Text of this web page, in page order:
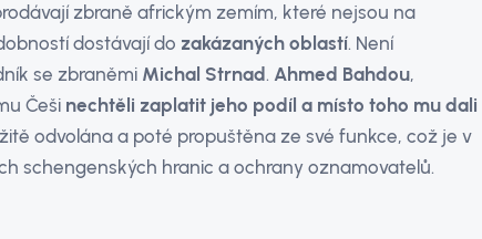
zbraně africkým zemím, které nejsou na
dostávají do zakázaných oblastí. Není
se zbraněmi Michal Strnad. Ahmed Bahdou,
Češi nechtěli zaplatit jeho podíl a místo toho mu dali
odvolána a poté propuštěna ze své funkce, což je v
schengenských hranic a ochrany oznamovatelů.